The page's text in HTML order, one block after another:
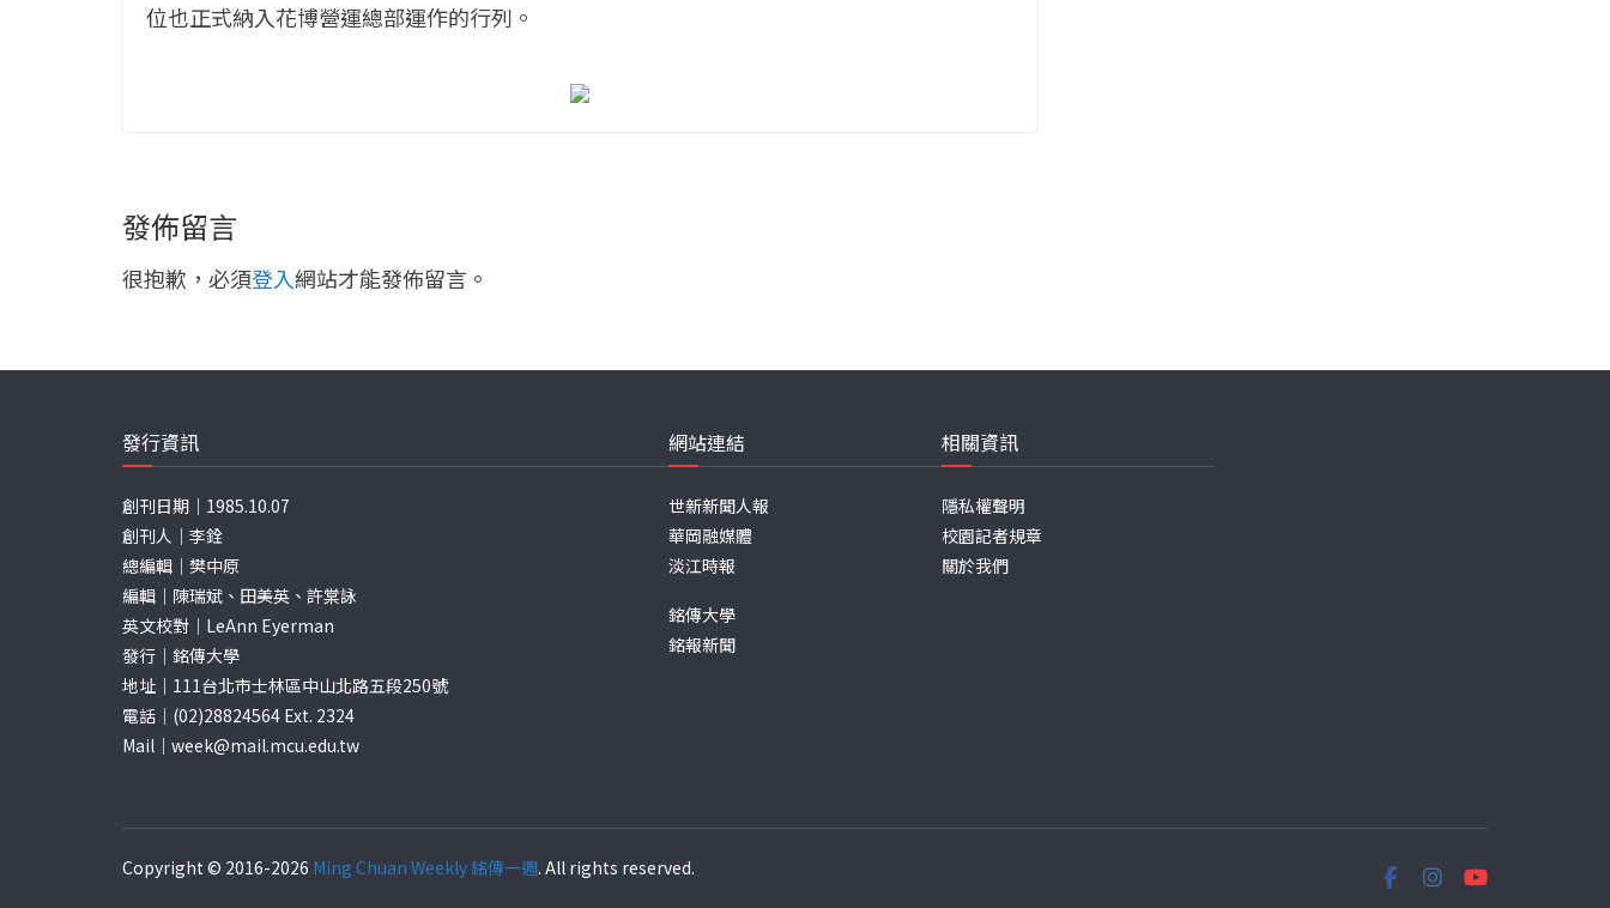
位也正式納入花博營運總部運作的行列。
發佈留言
很抱歉，必須登入網站才能發佈留言。
發行資訊
創刊日期｜1985.10.07
創刊人｜李銓
總編輯｜樊中原
編輯｜陳瑞斌、田美英、許棠詠
英文校對｜LeAnn Eyerman
發行｜銘傳大學
地址｜111台北市士林區中山北路五段250號
電話｜(02)28824564 Ext. 2324
Mail｜ week@mail.mcu.edu.tw
網站連結
世新新聞人報
華岡融媒體
淡江時報
銘傳大學
銘報新聞
相關資訊
隱私權聲明
校園記者規章
關於我們
Copyright © 2016-2026 Ming Chuan Weekly 銘傳一週. All rights reserved.